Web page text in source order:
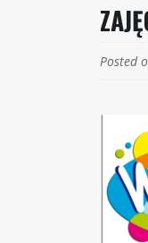
Posted